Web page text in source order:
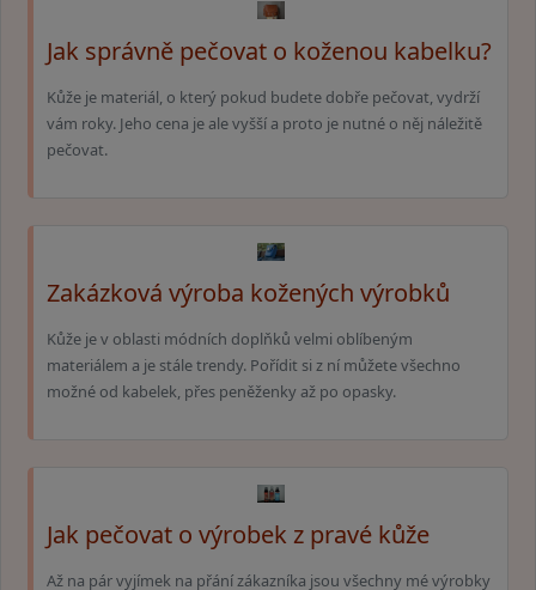
Jak správně pečovat o koženou kabelku?
Kůže je materiál, o který pokud budete dobře pečovat, vydrží
vám roky. Jeho cena je ale vyšší a proto je nutné o něj náležitě
pečovat.
Zakázková výroba kožených výrobků
Kůže je v oblasti módních doplňků velmi oblíbeným
materiálem a je stále trendy. Pořídit si z ní můžete všechno
možné od kabelek, přes peněženky až po opasky.
Jak pečovat o výrobek z pravé kůže
Až na pár vyjímek na přání zákazníka jsou všechny mé výrobky